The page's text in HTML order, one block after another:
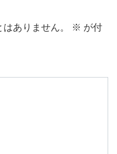
ありません。 ※ が付